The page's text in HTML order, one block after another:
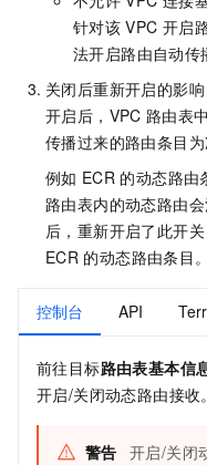
针对该 VPC 开启
法开启路由自动传
关闭后重新开启的影响
开启后，VPC 路由表
传播过来的路由条目为
例如 ECR 的动态路由
路由表内的动态路由
后，重新开启了此开
ECR 的动态路由条目。
控制台 API
前往目标路由表基本信
开启/关闭动态路由接收。
警告 开启/关闭